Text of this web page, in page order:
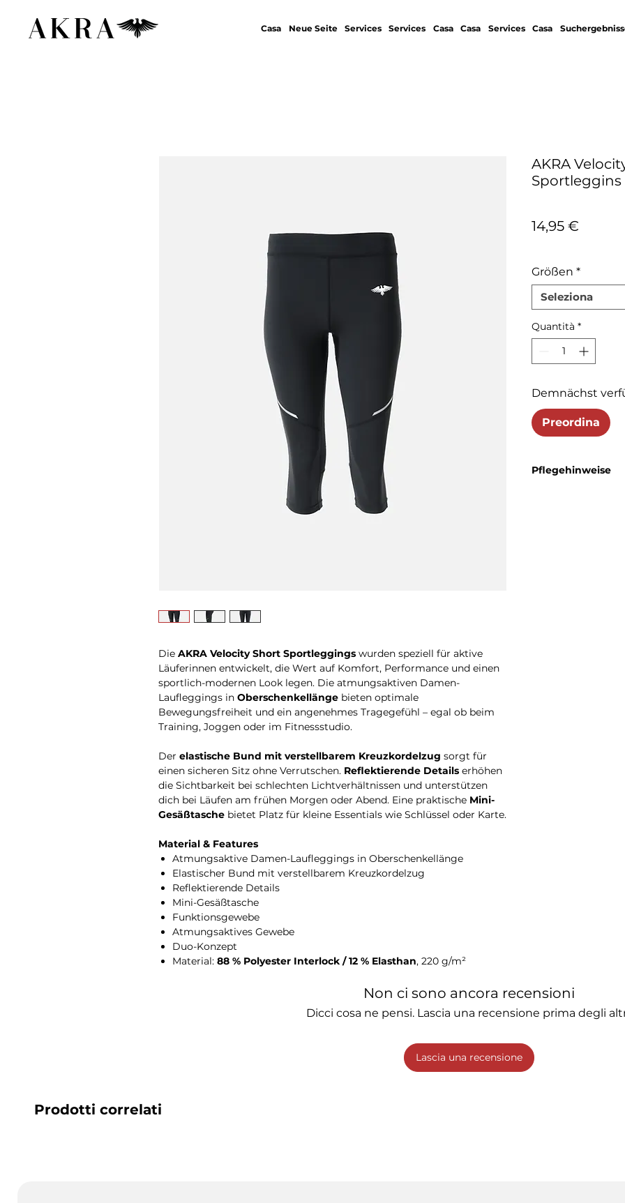
Casa Neue Seite Services Services Casa Casa Services Casa
Die AKRA Velocity Short Sportleggings wurden speziell für aktive
Läuferinnen entwickelt, die Wert auf Komfort, Performance und einen
sportlich-modernen Look legen. Die atmungsaktiven Damen-
Laufleggings in Oberschenkellänge bieten optimale
Bewegungsfreiheit und ein angenehmes Tragegefühl – egal ob beim
Training, Joggen oder im Fitnessstudio.
Der elastische Bund mit verstellbarem Kreuzkordelzug sorgt für
einen sicheren Sitz ohne Verrutschen. Reflektierende Details erhöhen
die Sichtbarkeit bei schlechten Lichtverhältnissen und unterstützen
dich bei Läufen am frühen Morgen oder Abend. Eine praktische Mini-
Gesäßtasche bietet Platz für kleine Essentials wie Schlüssel oder Karte.
Material & Features
Atmungsaktive Damen-Laufleggings in Oberschenkellänge
Elastischer Bund mit verstellbarem Kreuzkordelzug
Reflektierende Details
Mini-Gesäßtasche
Funktionsgewebe
Atmungsaktives Gewebe
Duo-Konzept
Material: 88 % Polyester Interlock / 12 % Elasthan, 220 g/m²
AKRA
Sportleggins
14,95 €
Größen *
Seleziona
Quantità *
Demnächst
Preordina
Pflegehinweise
Non ci sono ancora recensioni
Dicci cosa ne pensi. Lascia una recensione prima degli
Lascia una recensione
Prodotti correlati